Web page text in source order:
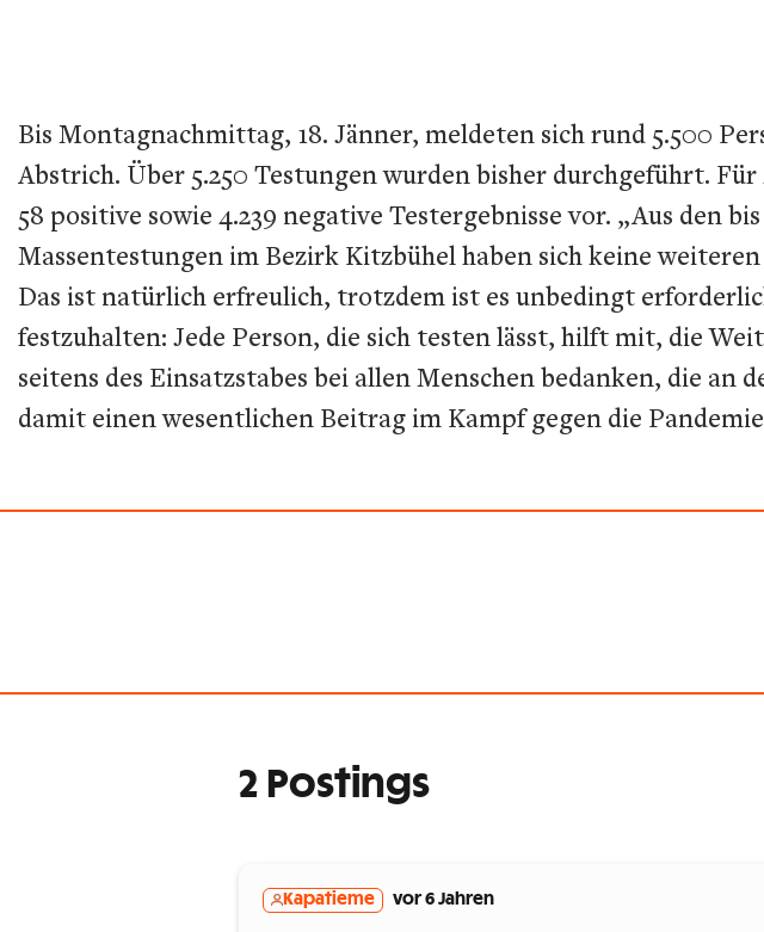
Bis Montagnachmittag, 18. Jänner, meldeten sich rund 5.500
Abstrich. Über 5.250 Testungen wurden bisher durchgeführt.
58 positive sowie 4.239 negative Testergebnisse vor. „Aus den
Massentestungen im Bezirk Kitzbühel haben sich keine
Das ist natürlich erfreulich, trotzdem ist es unbedingt
festzuhalten: Jede Person, die sich testen lässt, hilft mit, die
seitens des Einsatzstabes bei allen Menschen bedanken, die
damit einen wesentlichen Beitrag im Kampf gegen die
2 Postings
Kapatieme vor 6 Jahren